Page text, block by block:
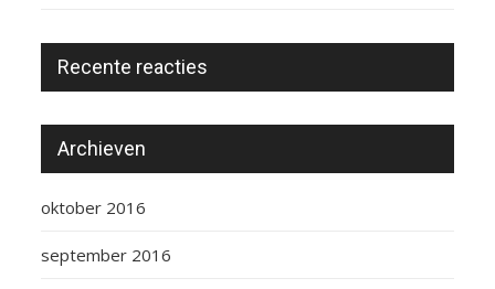
Recente reacties
Archieven
oktober 2016
september 2016